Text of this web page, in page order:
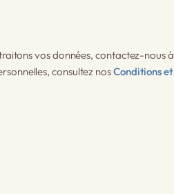
vos données, contactez-nous à
consultez nosConditions et